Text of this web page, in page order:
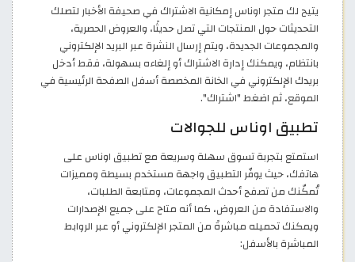
يتيح لك متجر اوناس إمكانية الاشتراك في صحيفة الأخبار لتصلك
التحديثات حول المنتجات التي تصل حديثًا، والعروض الحصرية،
والمجموعات الجديدة، ويتم إرسال النشرة عبر البريد الإلكتروني
بانتظام، ويمكنك إدارة الاشتراك أو إلغاءه بسهولة، فقط أدخل
بريدك الإلكتروني في الخانة المخصصة أسفل الصفحة الرئيسية في
الموقع، ثم اضغط "اشتراك".
تطبيق اوناس للجوالات
استمتع بتجربة تسوق سهلة وسريعة مع تطبيق اوناس على
هاتفك، حيث يوفّر التطبيق واجهة مستخدم بسيطة ومميزات
تُمكّنك من تصفح أحدث المجموعات، ومتابعة الطلبات،
والاستفادة من العروض، كما أنه متاح على جميع الإصدارات
ويمكنك تحميله مباشرةً من المتجر الإلكتروني أو عبر الروابط
المباشرة بالأسفل: